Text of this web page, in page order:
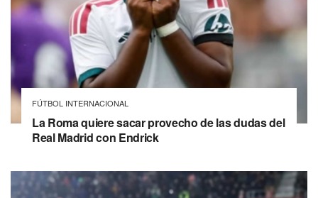
FÚTBOL INTERNACIONAL
La Roma quiere sacar provecho de las dudas del
Real Madrid con Endrick